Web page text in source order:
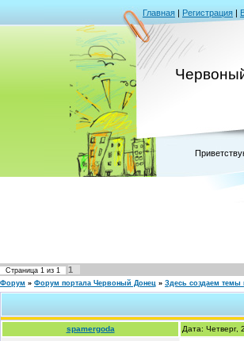
Главная | Регистрация |
Страница 1 из 1 1
Форум » Форум портала Червоный Донец » Здесь создаем
spamergoda Дата: